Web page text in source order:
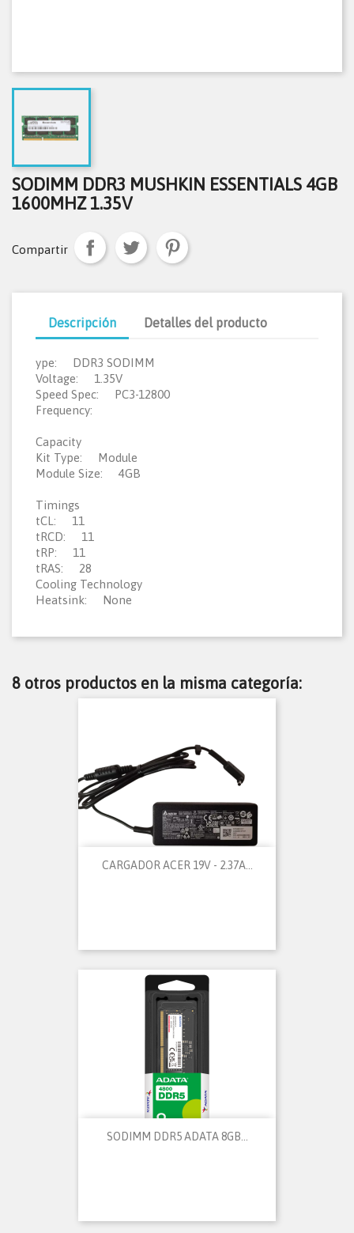
SODIMM DDR3 MUSHKIN ESSENTIALS 4GB
1600MHZ 1.35V
Compartir
Descripción Detalles del producto
ype: DDR3 SODIMM
Voltage: 1.35V
Speed Spec: PC3-12800
Frequency:
Capacity
Kit Type: Module
Module Size: 4GB
Timings
tCL: 11
tRCD: 11
tRP: 11
tRAS: 28
Cooling Technology
Heatsink: None
8 otros productos en la misma categoría:
CARGADOR ACER 19V - 2.37A...
SODIMM DDR5 ADATA 8GB...